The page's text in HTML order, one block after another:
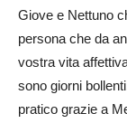
Giove e Nettuno
persona che da
vostra vita
sono giorni
pratico grazie a